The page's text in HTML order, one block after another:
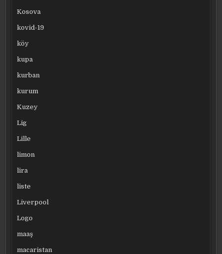
Kosova
kovid-19
köy
kupa
kurban
kurum
Kuzey
Lig
Lille
limon
lira
liste
Liverpool
Logo
maaş
macaristan